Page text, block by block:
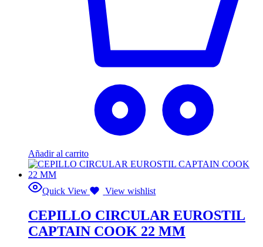
Añadir al carrito
Quick View View wishlist
CEPILLO CIRCULAR EUROSTIL
CAPTAIN COOK 22 MM